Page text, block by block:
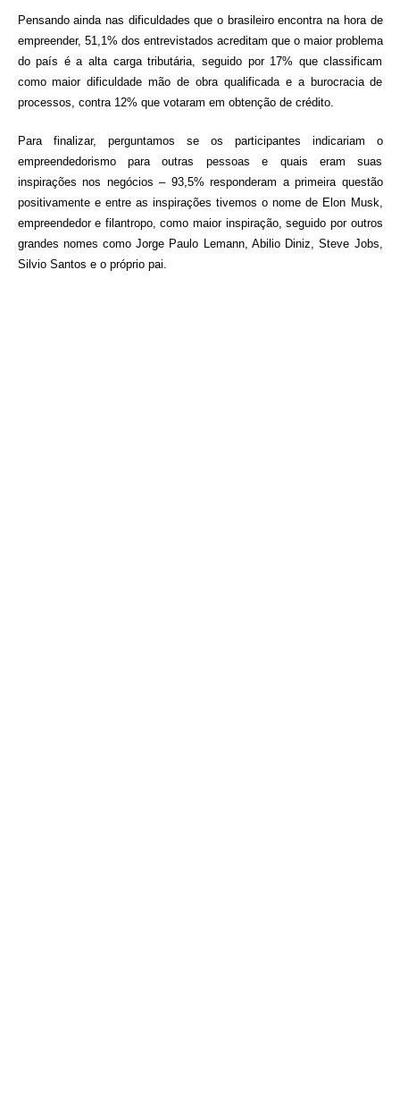
Pensando ainda nas dificuldades que o brasileiro encontra na hora de
empreender, 51,1% dos entrevistados acreditam que o maior problema
do país é a alta carga tributária, seguido por 17% que classificam
como maior dificuldade mão de obra qualificada e a burocracia de
processos, contra 12% que votaram em obtenção de crédito.
Para finalizar, perguntamos se os participantes indicariam o
empreendedorismo para outras pessoas e quais eram suas
inspirações nos negócios – 93,5% responderam a primeira questão
positivamente e entre as inspirações tivemos o nome de Elon Musk,
empreendedor e filantropo, como maior inspiração, seguido por outros
grandes nomes como Jorge Paulo Lemann, Abilio Diniz, Steve Jobs,
Silvio Santos e o próprio pai.